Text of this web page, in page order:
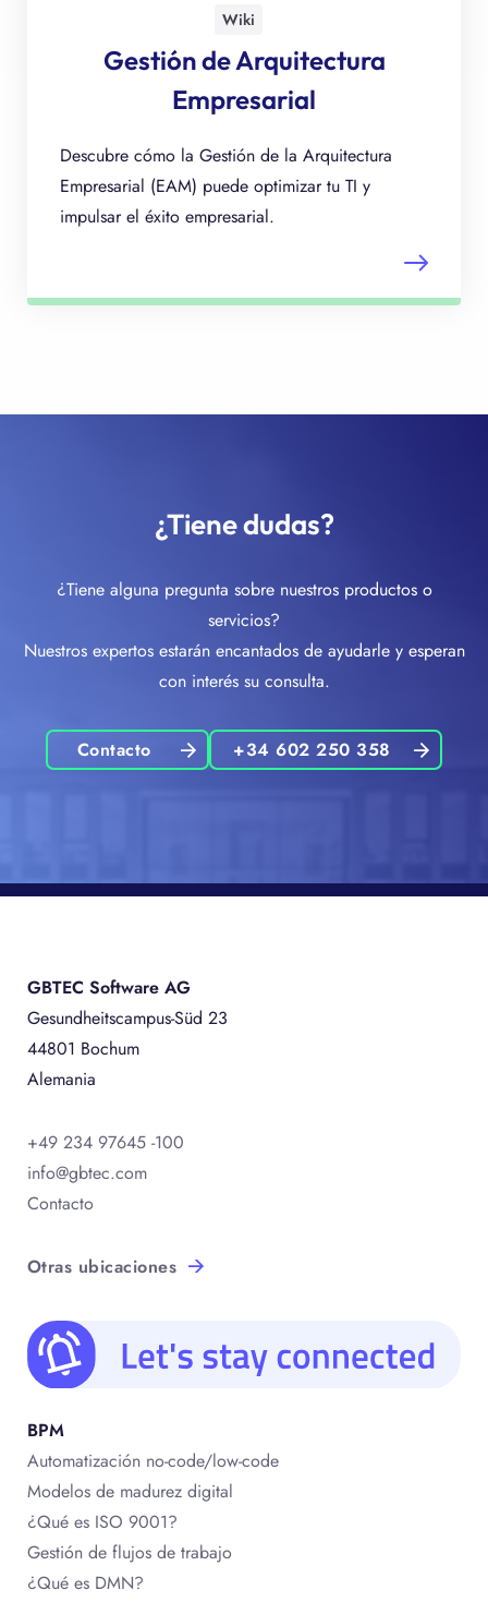
Wiki
Gestión de Arquitectura
Empresarial
Descubre cómo la Gestión de la Arquitectura
Empresarial (EAM) puede optimizar tu TI y
impulsar el éxito empresarial.
¿Tiene dudas?
¿Tiene alguna pregunta sobre nuestros productos o
servicios?
Nuestros expertos estarán encantados de ayudarle y esperan
con interés su consulta.
Contacto +34 602 250 358
GBTEC Software AG
Gesundheitscampus-Süd 23
44801 Bochum
Alemania
+49 234 97645 -100
info@gbtec.com
Contacto
Otras ubicaciones
BPM
Automatización no-code/low-code
Modelos de madurez digital
¿Qué es ISO 9001?
Gestión de flujos de trabajo
¿Qué es DMN?